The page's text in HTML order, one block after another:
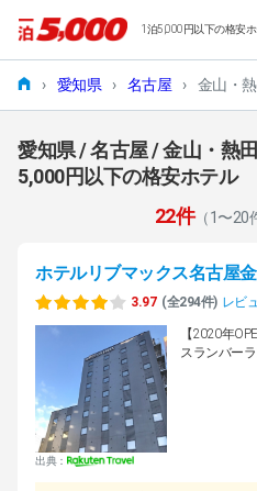
1泊5,000円以下の格安
› 愛知県 › 名古屋 › 金山・
愛知県 / 名古屋 / 金山・熱
5,000円以下の格安ホテル
22件（1〜20
ホテルリブマックス名古屋
3.97 (全294件) レビ
出典：
【2020年
スランバー